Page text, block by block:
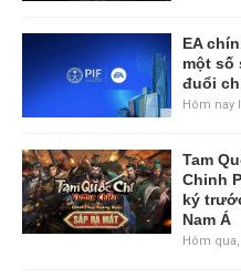
EA
một số
đuổi
Hôm nay
Tam
Chinh
ký
Nam Á
Hôm